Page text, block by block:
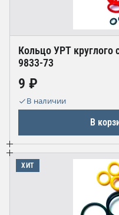
Кольцо УРТ круглого
9833-73
9 ₽
В наличии
В
ХИТ